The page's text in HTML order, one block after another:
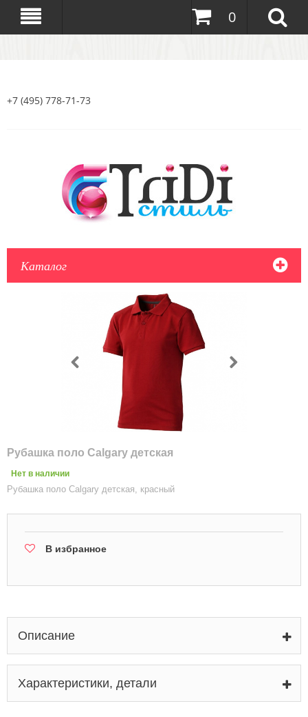
0
+7 (495) 778-71-73
Каталог
Рубашка поло Calgary детская
Нет в наличии
Рубашка поло Calgary детская, красный
В избранное
Описание
Характеристики, детали